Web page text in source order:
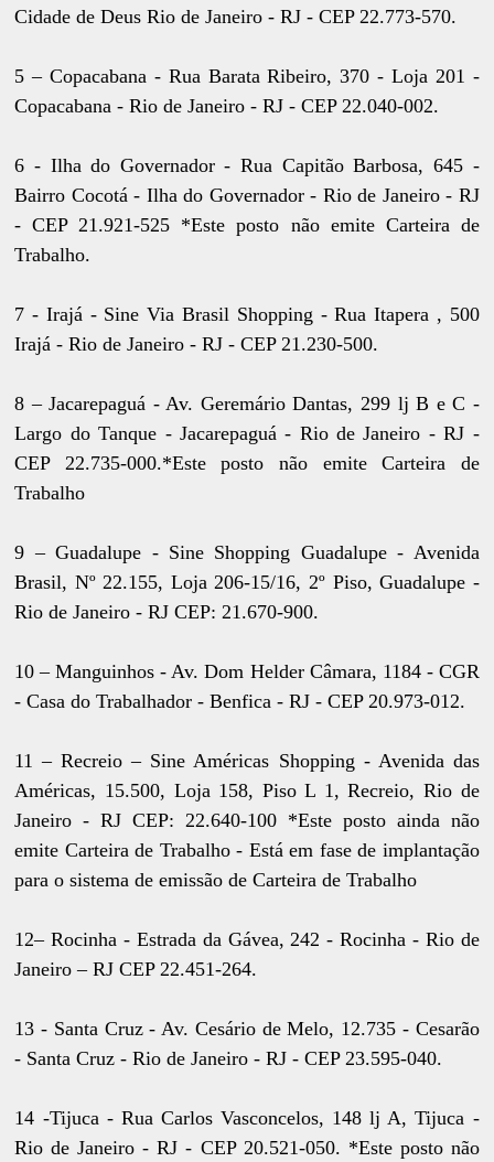
Cidade de Deus Rio de Janeiro - RJ - CEP 22.773-570.
5 – Copacabana - Rua Barata Ribeiro, 370 - Loja 201 -
Copacabana - Rio de Janeiro - RJ - CEP 22.040-002.
6 - Ilha do Governador - Rua Capitão Barbosa, 645 -
Bairro Cocotá - Ilha do Governador - Rio de Janeiro - RJ
- CEP 21.921-525 *Este posto não emite Carteira de
Trabalho.
7 - Irajá - Sine Via Brasil Shopping - Rua Itapera , 500
Irajá - Rio de Janeiro - RJ - CEP 21.230-500.
8 – Jacarepaguá - Av. Geremário Dantas, 299 lj B e C -
Largo do Tanque - Jacarepaguá - Rio de Janeiro - RJ -
CEP 22.735-000.*Este posto não emite Carteira de
Trabalho
9 – Guadalupe - Sine Shopping Guadalupe - Avenida
Brasil, Nº 22.155, Loja 206-15/16, 2º Piso, Guadalupe -
Rio de Janeiro - RJ CEP: 21.670-900.
10 – Manguinhos - Av. Dom Helder Câmara, 1184 - CGR
- Casa do Trabalhador - Benfica - RJ - CEP 20.973-012.
11 – Recreio – Sine Américas Shopping - Avenida das
Américas, 15.500, Loja 158, Piso L 1, Recreio, Rio de
Janeiro - RJ CEP: 22.640-100 *Este posto ainda não
emite Carteira de Trabalho - Está em fase de implantação
para o sistema de emissão de Carteira de Trabalho
12– Rocinha - Estrada da Gávea, 242 - Rocinha - Rio de
Janeiro – RJ CEP 22.451-264.
13 - Santa Cruz - Av. Cesário de Melo, 12.735 - Cesarão
- Santa Cruz - Rio de Janeiro - RJ - CEP 23.595-040.
14 -Tijuca - Rua Carlos Vasconcelos, 148 lj A, Tijuca -
Rio de Janeiro - RJ - CEP 20.521-050. *Este posto não